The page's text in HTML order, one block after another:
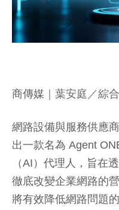
商傳媒 ｜葉安庭／綜
網路設備與服務供應
出一款名為 Agent
（AI）代理人，旨在
徹底改變企業網路的
將有效降低網路問題